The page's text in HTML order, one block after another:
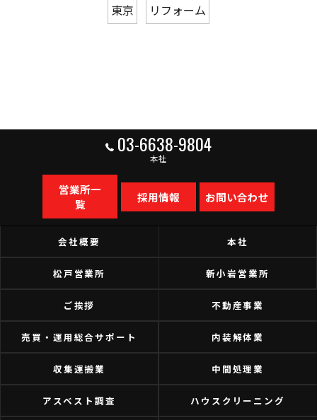
東京 リフォーム
03-6638-9804
本社
営業所一
覧
採用情報 お問い合わせ
会社概要 本社
松戸営業所 新小岩営業所
ご挨拶 不動産事業
売買・運用総合サポート 内装解体業
収集運搬業 中間処理業
アスベスト調査 ハウスクリーニング